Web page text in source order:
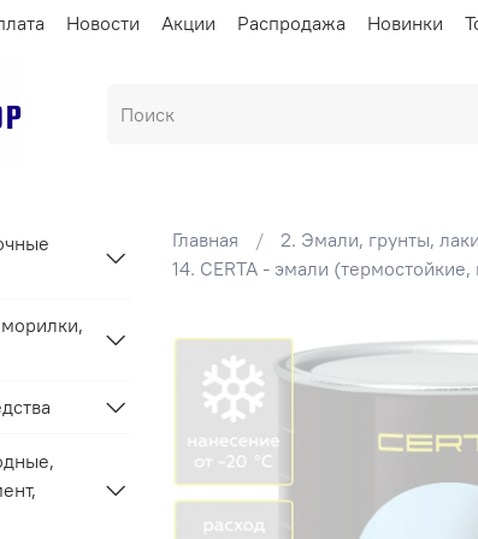
Новости Акции Распродажа Новинки
Главная
14. CERTA - эмали